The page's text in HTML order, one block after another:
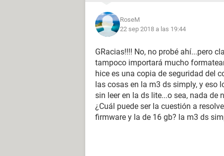
RoseM
22 sep 2018 a las 19:44
GRacias!!!! No, no probé ahí...pero
tampoco importará mucho
hice es una copia de seguridad del
las cosas en la m3 ds simply, y eso
sin leer en la ds lite...o sea, nada de
¿Cuál puede ser la cuestión a
firmware y la de 16 gb? la m3 ds